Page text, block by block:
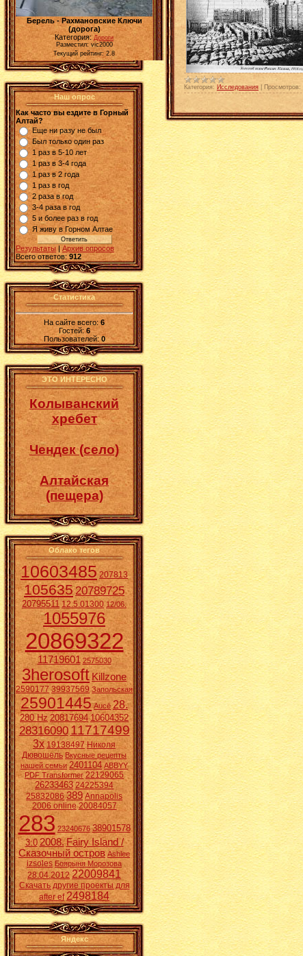
Берель - Рахмановские Ключи
(дорога)
Категория: Дороги
Разместил: vic2000
Текущий рейтинг: 2.8
Наш опрос
Как часто вы ездите в Горный
Алтай?
Еще ни разу не был
Был только один раз
1 раз в 5-10 лет
1 раз в 3-4 года
1 раз в 2 года
1 раз в год
2 раза в год
3-4 раза в год
5 и более раз в год
Я живу в Горном Алтае
Результаты |Архив опросов
Всего ответов: 912
Статистика
На сайте всего:6
Гостей:6
Пользователей: 0
ЭТО ИНТЕРЕСНО
Колыванский
хребет
Чендек (село)
Алтайская
(пещера)
Облако тегов
10603485 207813
10563520789725
20795511 12.5.01300 12/06.
1055976
20869322
11719601 2575030
3herosoft Killzone
2590177 39937569 Запольская
25901445 Aucē 28.
280 Hz 20817694 10604352
2831609011717499
3x 19138497 Николя
Дювошель Вкусные рецепты
нашей семьи 2401104 ABBYY
PDF Transformer 22129065
26233463 24225394
25832086 389 Annapolis
2006 online 20084057
283 23240676 38901578
3:0 2008. Fairy Island /
Сказочный остров Ashlee
izsoles Боярыня Морозова
28.04.2012 22009841
Скачать другие проекты для
after ef 2498184
Яндекс
Категория: Исследования Просмотров: